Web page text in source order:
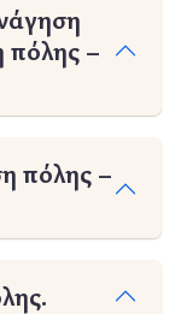
πόλης –
πόλης –